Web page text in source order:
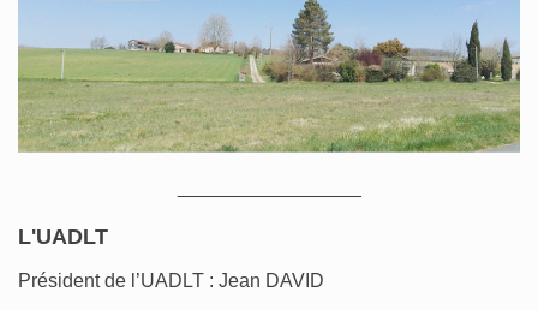
L'UADLT
Président de l’UADLT : Jean DAVID